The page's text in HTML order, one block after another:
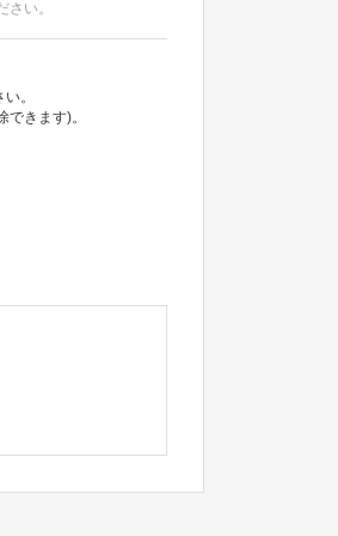
い。
。
きます)。